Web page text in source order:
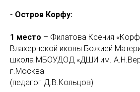
- Остров Корфу:
1 место – Филатова Ксения
Влахернской иконы Божией
школа МБОУДОД «ДШИ им.
г.Москва
(педагог Д.В.Кольцов)